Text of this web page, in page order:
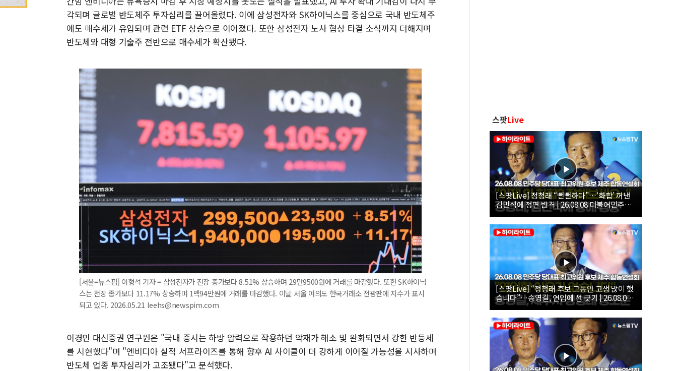
각되며 글로벌 반도체주 투자심리를 끌어올렸다. 이에 삼성전자와 SK하이닉스를 중심으로 국내 반도체주
에도 매수세가 유입되며 관련 ETF 상승으로 이어졌다. 또한 삼성전자 노사 협상 타결 소식까지 더해지며
반도체와 대형 기술주 전반으로 매수세가 확산됐다.
[서울=뉴스핌] 이형석 기자 = 삼성전자가 전장 종가보다 8.51% 상승하며 29만9500원에 거래를 마감했다. 또한 SK하이닉
스는 전장 종가보다 11.17% 상승하며 1백94만원에 거래를 마감했다. 이날 서울 여의도 한국거래소 전광판에 지수가 표시
되고 있다. 2026.05.21 leehs@newspim.com
이경민 대신증권 연구원은 "국내 증시는 하방 압력으로 작용하던 악재가 해소 및 완화되면서 강한 반등세
를 시현했다"며 "엔비디아 실적 서프라이즈를 통해 향후 AI 사이클이 더 강하게 이어질 가능성을 시사하며
반도체 업종 투자심리가 고조됐다"고 분석했다.
스팟Live
[스팟Live] 정청래 “뻔뻔하다”…‘화합’ 꺼낸
김민석에 정면 반격 | 26.08.08 더불어민주당
당대표·최고위원 후보 제주 합동연설회
[스팟Live] “정청래 후보 그동안 고생 많이 했
습니다”…송영길, 연임에 선 긋기 | 26.08.08
더불어민주당 당대표·최고위원 후보 제주 합
동연설회